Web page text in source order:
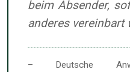
beim Absender,
anderes vereinbart
– Deutsche